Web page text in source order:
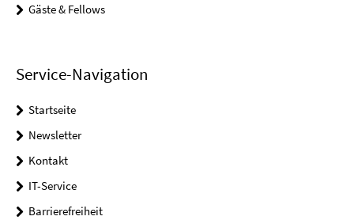
Gäste & Fellows
Service-Navigation
Startseite
Newsletter
Kontakt
IT-Service
Barrierefreiheit